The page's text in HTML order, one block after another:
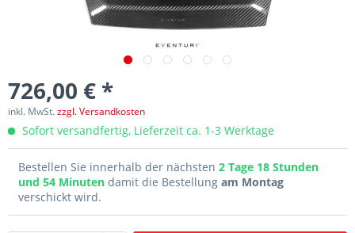
726,00 € *
inkl. MwSt.zzgl. Versandkosten
Sofort versandfertig, Lieferzeit ca. 1-3 Werktage
Bestellen Sie innerhalb der nächsten 2 Tage 18 Stunden
und 54 Minuten damit die Bestellung am Montag
verschickt wird.